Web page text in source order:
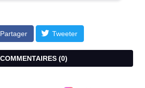
Partager Tweeter
COMMENTAIRES (0)